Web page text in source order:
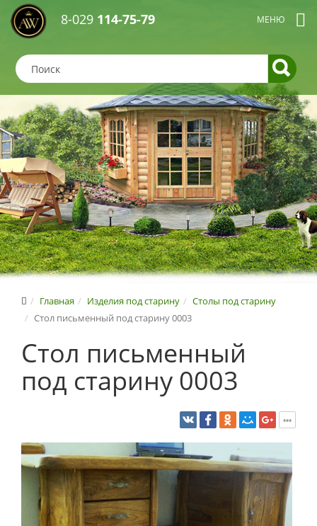
8-029 114-75-79
Главная Изделия под старину
Столы под старину
Стол письменный под старину 0003
Стол письменный
под старину 0003